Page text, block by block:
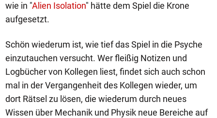
wie in "Alien Isolation" hätte dem Spiel die Krone
aufgesetzt.
Schön wiederum ist, wie tief das Spiel in die Psyche
einzutauchen versucht. Wer fleißig Notizen und
Logbücher von Kollegen liest, findet sich auch schon
mal in der Vergangenheit des Kollegen wieder, um
dort Rätsel zu lösen, die wiederum durch neues
Wissen über Mechanik und Physik neue Bereiche auf